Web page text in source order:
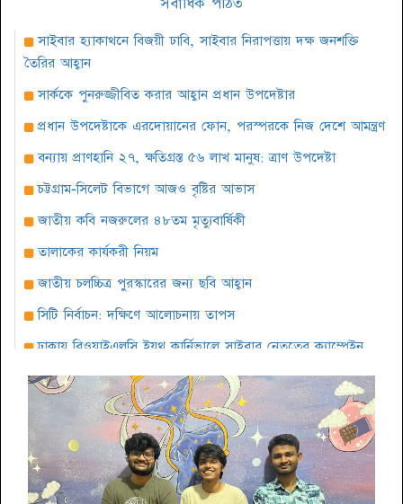
সাইবার হ্যাকাথনে বিজয়ী ঢাবি, সাইবার নিরাপত্তায় দক্ষ জনশক্তি
তৈরির আহ্বান
সার্ককে পুনরুজ্জীবিত করার আহ্বান প্রধান উপদেষ্টার
প্রধান উপদেষ্টাকে এরদোয়ানের ফোন, পরস্পরকে নিজ দেশে আমন্ত্রণ
বন্যায় প্রাণহানি ২৭, ক্ষতিগ্রস্ত ৫৬ লাখ মানুষ: ত্রাণ উপদেষ্টা
চট্টগ্রাম-সিলেট বিভাগে আজও বৃষ্টির আভাস
জাতীয় কবি নজরুলের ৪৮তম মৃত্যুবার্ষিকী
তালাকের কার্যকরী নিয়ম
জাতীয় চলচ্চিত্র পুরস্কারের জন্য ছবি আহ্বান
সিটি নির্বাচন: দক্ষিণে আলোচনায় তাপস
ঢাকায় বিওয়াইএলসি ইয়ুথ কার্নিভালে সাইবার নেতৃত্বের ক্যাম্পেইন
সারাবেলা সেরা লোকশিল্পী ১৪২৫ প্রতিযোগিতার দ্বিতীয় পর্ব অনুষ্ঠিত
বৈশাখ উপলক্ষে কবি শওকত সাদী’র আবৃত্তির অ্যালবাম ‘ঘুমের ঘুঙুর’
দক্ষিণবঙ্গ আয়কর আইনজীবী পরিষদের আলোচনা সভা অনুষ্ঠিত
আমেরিকার আলবেনীতে শুরু হচ্ছে বাঙালী উৎসব পৌষ পার্বন